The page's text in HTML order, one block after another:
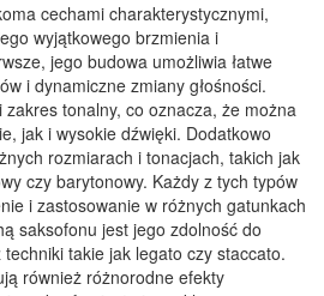
cechami charakterystycznymi,
wyjątkowego brzmienia i
jego budowa umożliwia łatwe
i dynamiczne zmiany głośności.
tonalny, co oznacza, że można
jak i wysokie dźwięki. Dodatkowo
rozmiarach i tonacjach, takich jak
czy barytonowy. Każdy z tych typów
i zastosowanie w różnych gatunkach
saksofonu jest jego zdolność do
takie jak legato czy staccato.
również różnorodne efekty